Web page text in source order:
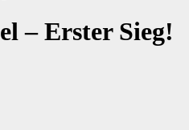
– Erster Sieg!